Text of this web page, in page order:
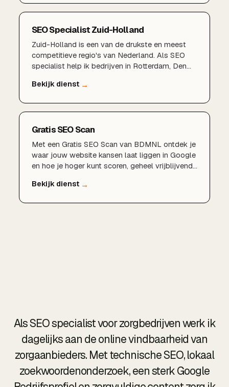
SEO Specialist Zuid-Holland
Zuid-Holland is een van de drukste en meest
competitieve regio's van Nederland. Als SEO
specialist help ik bedrijven in Rotterdam, Den
van de provincie om structureel beter vindbaar
Gratis SEO Scan
Met een Gratis SEO Scan van BDMNL ontdek je
waar jouw website kansen laat liggen in Google
en hoe je hoger kunt scoren, geheel vrijblijvend
Als SEO specialist voor zorgbedrijven werk ik
dagelijks aan de online vindbaarheid van
zorgaanbieders. Met technische SEO, lokaal
zoekwoordenonderzoek, een sterk Google